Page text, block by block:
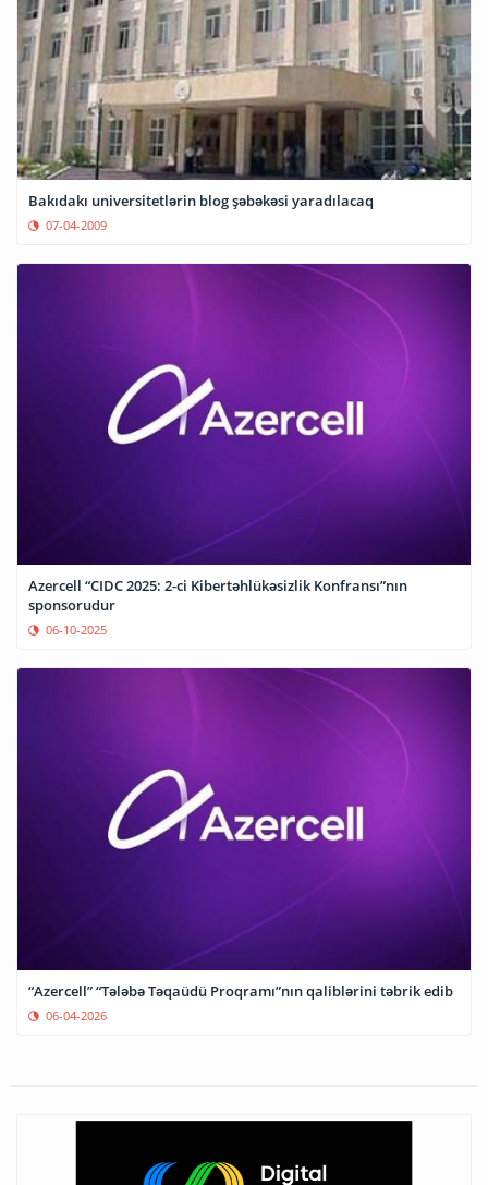
Bakıdakı universitetlərin blog şəbəkəsi yaradılacaq
07-04-2009
Azercell “CIDC 2025: 2-ci Kibertəhlükəsizlik Konfransı”nın
sponsorudur
06-10-2025
“Azercell” “Tələbə Təqaüdü Proqramı”nın qaliblərini təbrik edib
06-04-2026